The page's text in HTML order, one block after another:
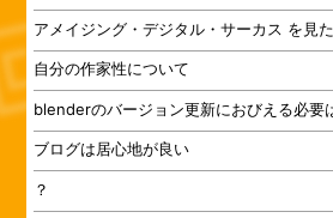
アメイジング・デジタル・サーカス を見た
自分の作家性について
blenderのバージョン更新におびえる必要
ブログは居心地が良い
？